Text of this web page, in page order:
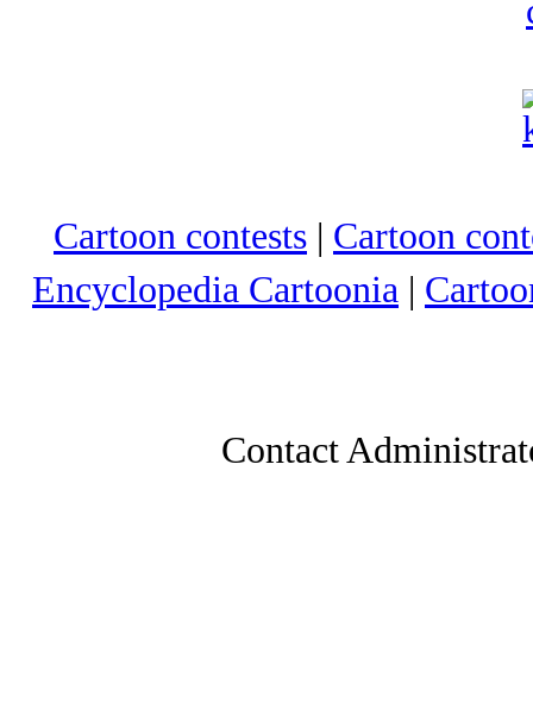
Cartoon contests | Cartoon
Encyclopedia Cartoonia |
Contact